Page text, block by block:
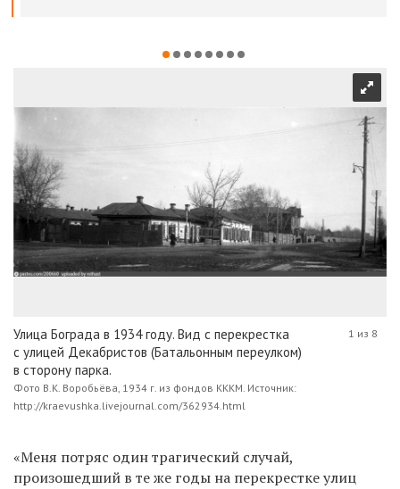
Улица Бограда в 1934 году. Вид с перекрестка
с улицей Декабристов (Батальонным переулком)
в сторону парка.
Фото В.К. Воробьёва, 1934 г. из фондов КККМ. Источник:
http://kraevushka.livejournal.com/362934.html
1 из 8
«Меня потряс один трагический случай,
произошедший в те же годы на перекрестке улиц